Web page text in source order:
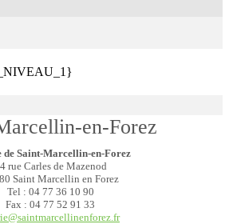
en-Forez
Saint-Marcellin-en-Forez
rue Carles de Mazenod
Saint Marcellin en Forez
Tel : 04 77 36 10 90
Fax : 04 77 52 91 33